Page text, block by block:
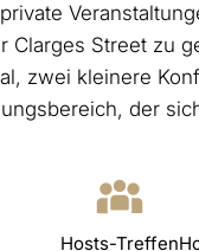
Clarges Street zu
zwei kleinere
der
Hosts-Treffen